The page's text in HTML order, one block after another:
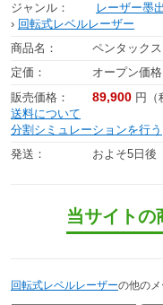
ジャンル：
レーザー墨
› 回転式レベルレーザー
商品名：
ペンタック
定価：
オープン価格
販売価格：
89,900 円（
送料について
分割シミュレーションを行う
発送：
およそ5日後
当サイトの
回転式レベルレーザーの他の